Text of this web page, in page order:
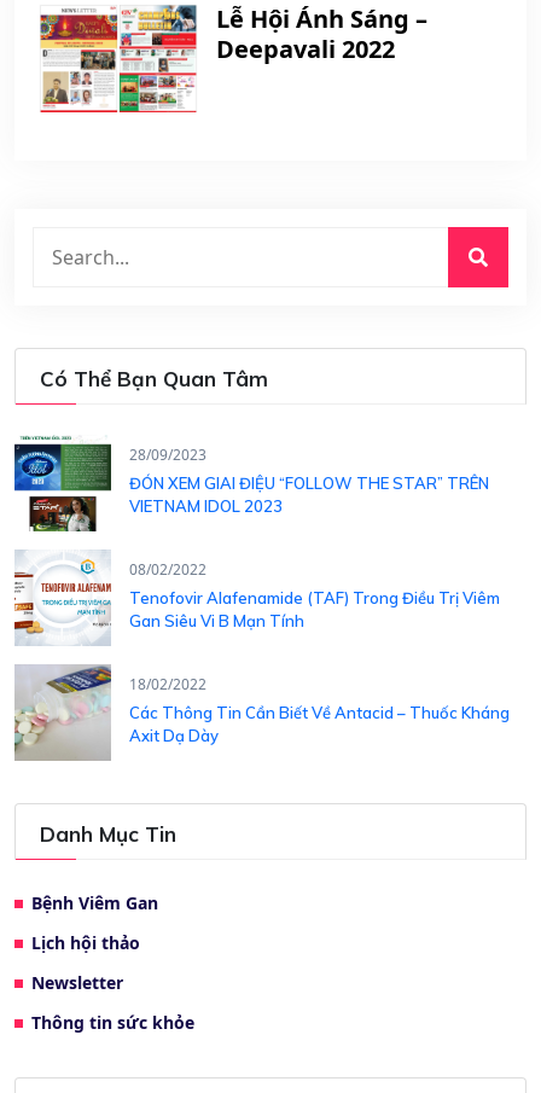
Lễ Hội Ánh Sáng –
Deepavali 2022
Có Thể Bạn Quan Tâm
28/09/2023
ĐÓN XEM GIAI ĐIỆU “FOLLOW THE STAR” TRÊN
VIETNAM IDOL 2023
08/02/2022
Tenofovir Alafenamide (TAF) Trong Điều Trị Viêm
Gan Siêu Vi B Mạn Tính
18/02/2022
Các Thông Tin Cần Biết Về Antacid – Thuốc Kháng
Axit Dạ Dày
Danh Mục Tin
Bệnh Viêm Gan
Lịch hội thảo
Newsletter
Thông tin sức khỏe